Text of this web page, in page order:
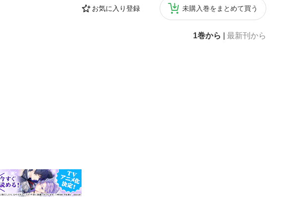
お気に入り登録 未購入巻をまとめて買う
1巻から 最新刊から